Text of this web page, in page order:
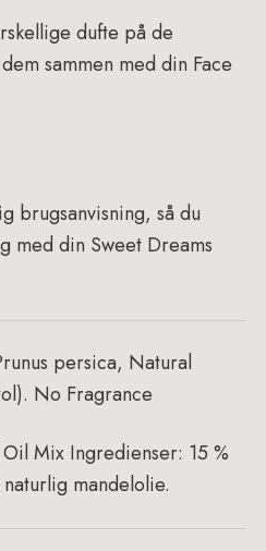
dufte på de
sammen med din Face
brugsanvisning, så du
med din Sweet Dreams
persica, Natural
No Fragrance
Mix Ingredienser: 15 %
mandelolie.